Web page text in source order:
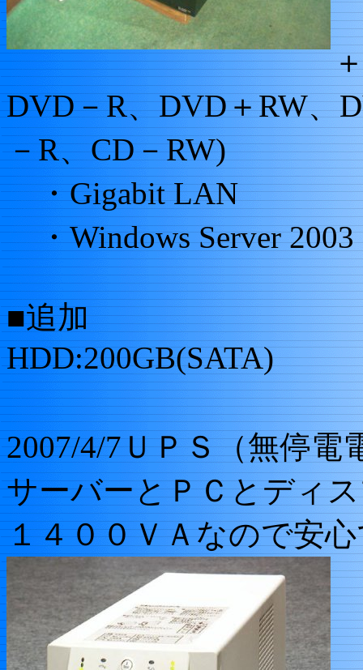
DVD－R、DVD＋RW、
－R、CD－RW)
・Gigabit LAN
・Windows Server 2003
■追加
HDD:200GB(SATA)
2007/4/7ＵＰＳ（無停
サーバーとＰＣとディ
１４００ＶＡなので安